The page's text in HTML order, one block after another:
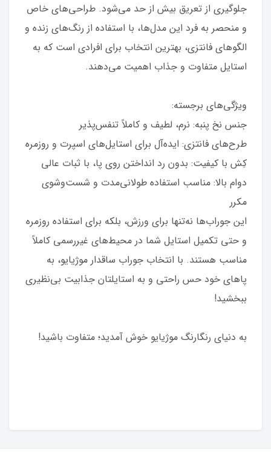
جلوگیری از تعریق بیش از حد می‌شود. طراحی‌های خاص
و منحصر به فرد این مدل‌ها، با استفاده از رنگ‌های زنده و
الگوهای فانتزی، بهترین انتخاب برای افرادی است که به
استایل متفاوت و جذاب اهمیت می‌دهند.
ویژگی‌های برجسته:
جنس نخ پنبه: نرم، لطیف و کاملاً تنفس‌پذیر
طرح‌های فانتزی: ایده‌آل برای استایل‌های اسپرت و روزمره
کِش با کیفیت: بدون رد انداختن روی پا، با ثبات عالی
دوام بالا: مناسب استفاده طولانی‌مدت و شست‌وشوی
مکرر
این جوراب‌ها نه‌تنها برای ورزش، بلکه برای استفاده روزمره
و حتی تکمیل استایل شما در محیط‌های غیررسمی کاملاً
مناسب هستند. با انتخاب جوراب ساقدار موژیایو، به
پاهای خود حس راحتی و به استایلتان جذابیت بی‌نظیری
ببخشید!
به دنیای رنگارنگ موژیایو خوش آمدید؛ متفاوت باشید!